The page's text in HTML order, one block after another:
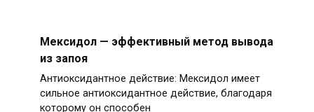
Мексидол — эффективный метод вывода
из запоя
Антиоксидантное действие: Мексидол имеет
сильное антиоксидантное действие, благодаря
которому он способен